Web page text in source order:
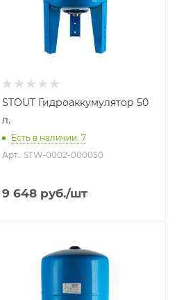
Присоединение бака
Гарантийный срок
STOUT Гидроаккумулятор 50
л.
Есть в наличии: 7
Арт.: STW-0002-000050
9 648 руб./шт
Объем бака, литров
Назначение бака